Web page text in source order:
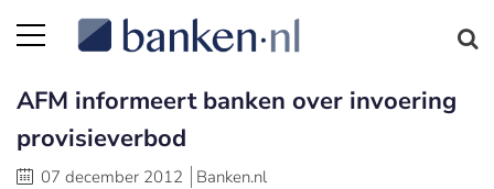
AFM informeert banken over invoering
provisieverbod
07 december 2012 Banken.nl